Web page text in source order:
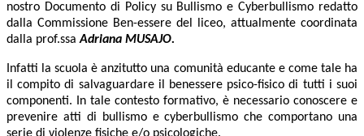
nostro Documento di Policy su Bullismo e Cyberbullismo redatto
dalla Commissione Ben-essere del liceo, attualmente coordinata
dalla prof.ssaAdriana MUSAJO.
Infatti la scuola è anzitutto una comunità educante e come tale ha
il compito di salvaguardare il benessere psico-fisico di tutti i suoi
componenti. In tale contesto formativo, è necessario conoscere e
prevenire atti di bullismo e cyberbullismo che comportano una